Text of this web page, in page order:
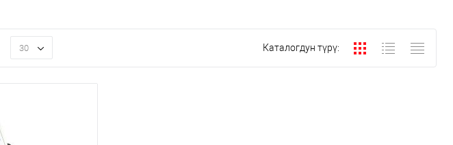
30 Каталогдун түрү: